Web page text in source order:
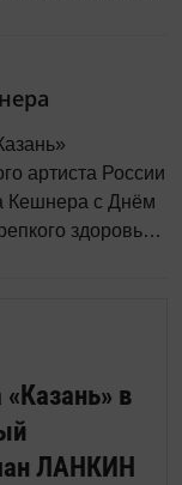
в
ЛАНКИН
артиста России
Кешнера с Днём
здоровья